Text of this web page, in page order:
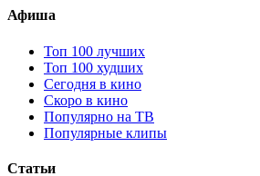
Афиша
Топ 100 лучших
Топ 100 худших
Сегодня в кино
Скоро в кино
Популярно на ТВ
Популярные клипы
Статьи